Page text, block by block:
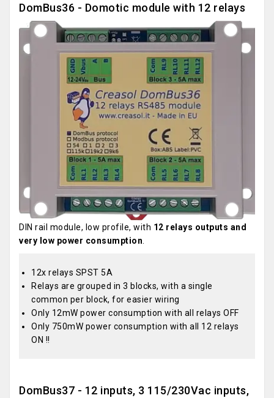
DomBus36 - Domotic module with 12 relays
DIN rail module, low profile, with 12 relays outputs and
very low power consumption
12x relays SPST 5A
Relays are grouped in 3 blocks, with a single
common per block, for easier wiring
Only 12mW power consumption with all relays OFF
Only 750mW power consumption with all 12 relays
ON !!
DomBus37 - 12 inputs, 3 115/230Vac inputs,